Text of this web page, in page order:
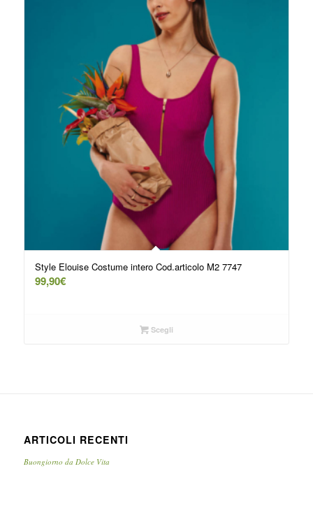
Style Elouise Costume intero Cod.articolo M2 7747
99,90€
Scegli
ARTICOLI RECENTI
Buongiorno da Dolce Vita